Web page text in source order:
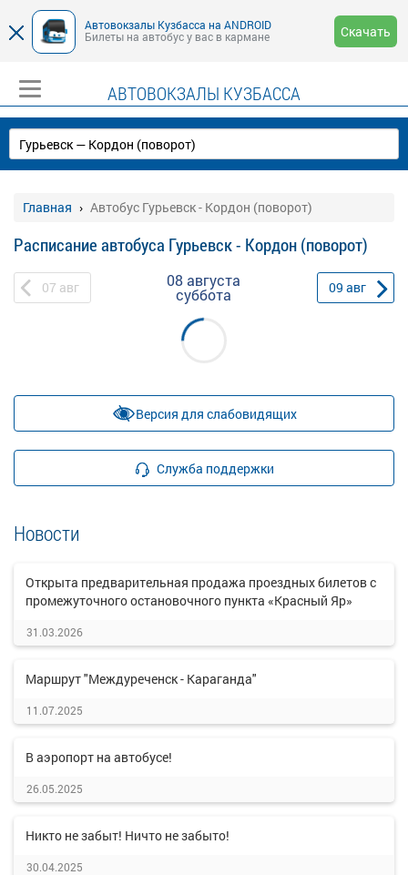
Автовокзалы Кузбасса на ANDROID
Билеты на автобус у вас в кармане
Скачать
АВТОВОКЗАЛЫ КУЗБАССА
Главная Автобус Гурьевск - Кордон (поворот)
Расписание автобуса Гурьевск - Кордон (поворот)
07 авг 08 августа
суббота 09 авг
Версия для слабовидящих
Служба поддержки
Новости
Открыта предварительная продажа проездных билетов с
промежуточного остановочного пункта «Красный Яр»
31.03.2026
Маршрут "Междуреченск - Караганда"
11.07.2025
В аэропорт на автобусе!
26.05.2025
Никто не забыт! Ничто не забыто!
30.04.2025